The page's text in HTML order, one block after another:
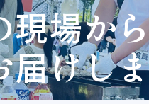
現場か
届けし